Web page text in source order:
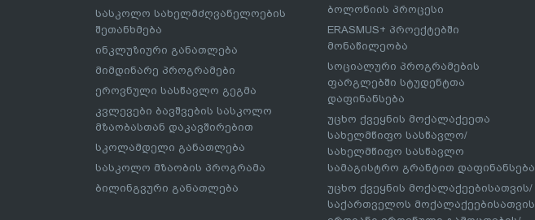
სასკოლო სახელმძღვანელოების
შეთანხმება
ინკლუზიური განათლება
მიმდინარე პროგრამები
ეროვნული სასწავლო გეგმა
კვლევები ბავშვების სასკოლო
მზაობასთან დაკავშირებით
სკოლამდელი განათლება
სასკოლო მზაობის პროგრამა
ბილინგვური განათლება
ბოლონიის პროცესი
ERASMUS+ პროექტებში
მონაწილეობა
სოციალური პროგრამების
ფარგლებში სტუდენტთა
დაფინანსება
უცხო ქვეყნის მოქალაქეეთა
სახელმწიფო სასწავლო/
სახელმწიფო სასწავლო
სამაგისტრო გრანტით დაფინანსება
უცხო ქვეყნის მოქალაქეებისათვის/
საქართველოს მოქალაქეებისათვის